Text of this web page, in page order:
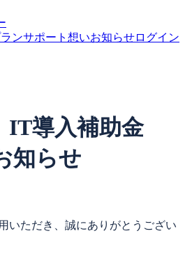
ンサポート 想いお知らせログイン
IT導入補助金
知らせ
いただき、誠にありがとうござい